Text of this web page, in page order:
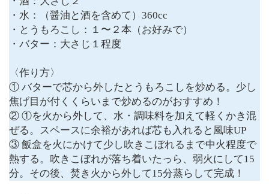
・水：（醤油と酒を含めて）360cc
・とうもろこし：１〜２本（お好みで）
・バター：大さじ１程度
〈作り方〉
① バターで芯から外したとうもろこしを炒める。少し
焦げ目が付くくらいまで炒めるのがおすすめ！
② ①を火から外して、水・調味料を加えて軽くかき混
ぜる。スペースに余裕があれば芯も入れると風味UP
③ 飯盒を火にかけて少し吹きこぼれるまで中火程度で
熱する。吹きこぼれが落ち着いたっら、弱火にして15
分。その後、焚き火から外して15分蒸らして完成！